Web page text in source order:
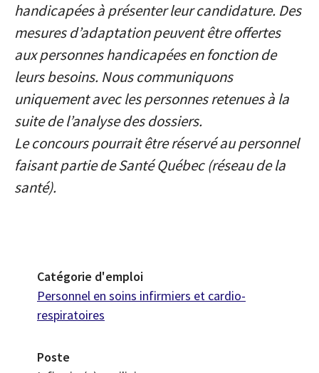
handicapées à présenter leur candidature. Des
mesures d’adaptation peuvent être offertes
aux personnes handicapées en fonction de
leurs besoins. Nous communiquons
uniquement avec les personnes retenues à la
suite de l’analyse des dossiers.
Le concours pourrait être réservé au personnel
faisant partie de Santé Québec (réseau de la
santé).
Catégorie d'emploi
Personnel en soins infirmiers et cardio-
respiratoires
Poste